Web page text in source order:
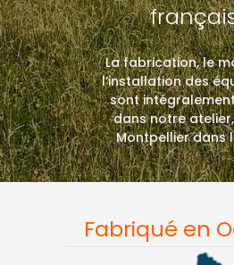
La fabrication, le
l’installation des
sont
dans notre
Montpellier dans
Fabriqué en